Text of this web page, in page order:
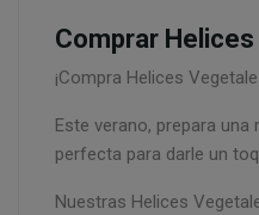
Comprar
¡Compra Helices
Este verano, prepara
perfecta para darle un
Nuestras Helices